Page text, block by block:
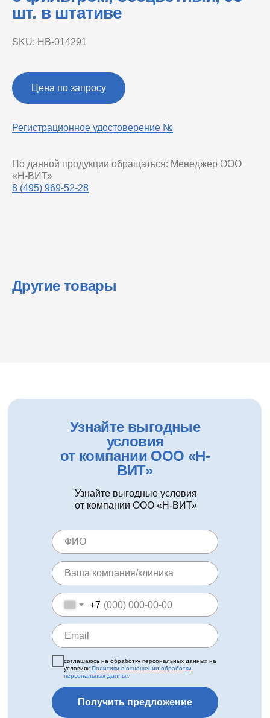
шт. в штативе
SKU: НВ-014291
Цена по запросу
Регистрационное удостоверение №
По данной продукции обращаться: Менеджер ООО
«Н-ВИТ»
8 (495) 969-52-28
Другие товары
Узнайте выгодные
условия
от компании ООО «Н-
ВИТ»
Узнайте выгодные условия
от компании ООО «Н-ВИТ»
+7
соглашаюсь на обработку персональных данных на
условиях Политики в отношении обработки
персональных данных
Получить предложение